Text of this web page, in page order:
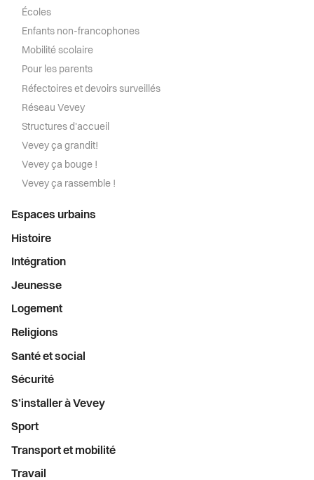
Écoles
Enfants non-francophones
Mobilité scolaire
Pour les parents
Réfectoires et devoirs surveillés
Réseau Vevey
Structures d'accueil
Vevey ça grandit!
Vevey ça bouge !
Vevey ça rassemble !
Espaces urbains
Histoire
Intégration
Jeunesse
Logement
Religions
Santé et social
Sécurité
S’installer à Vevey
Sport
Transport et mobilité
Travail